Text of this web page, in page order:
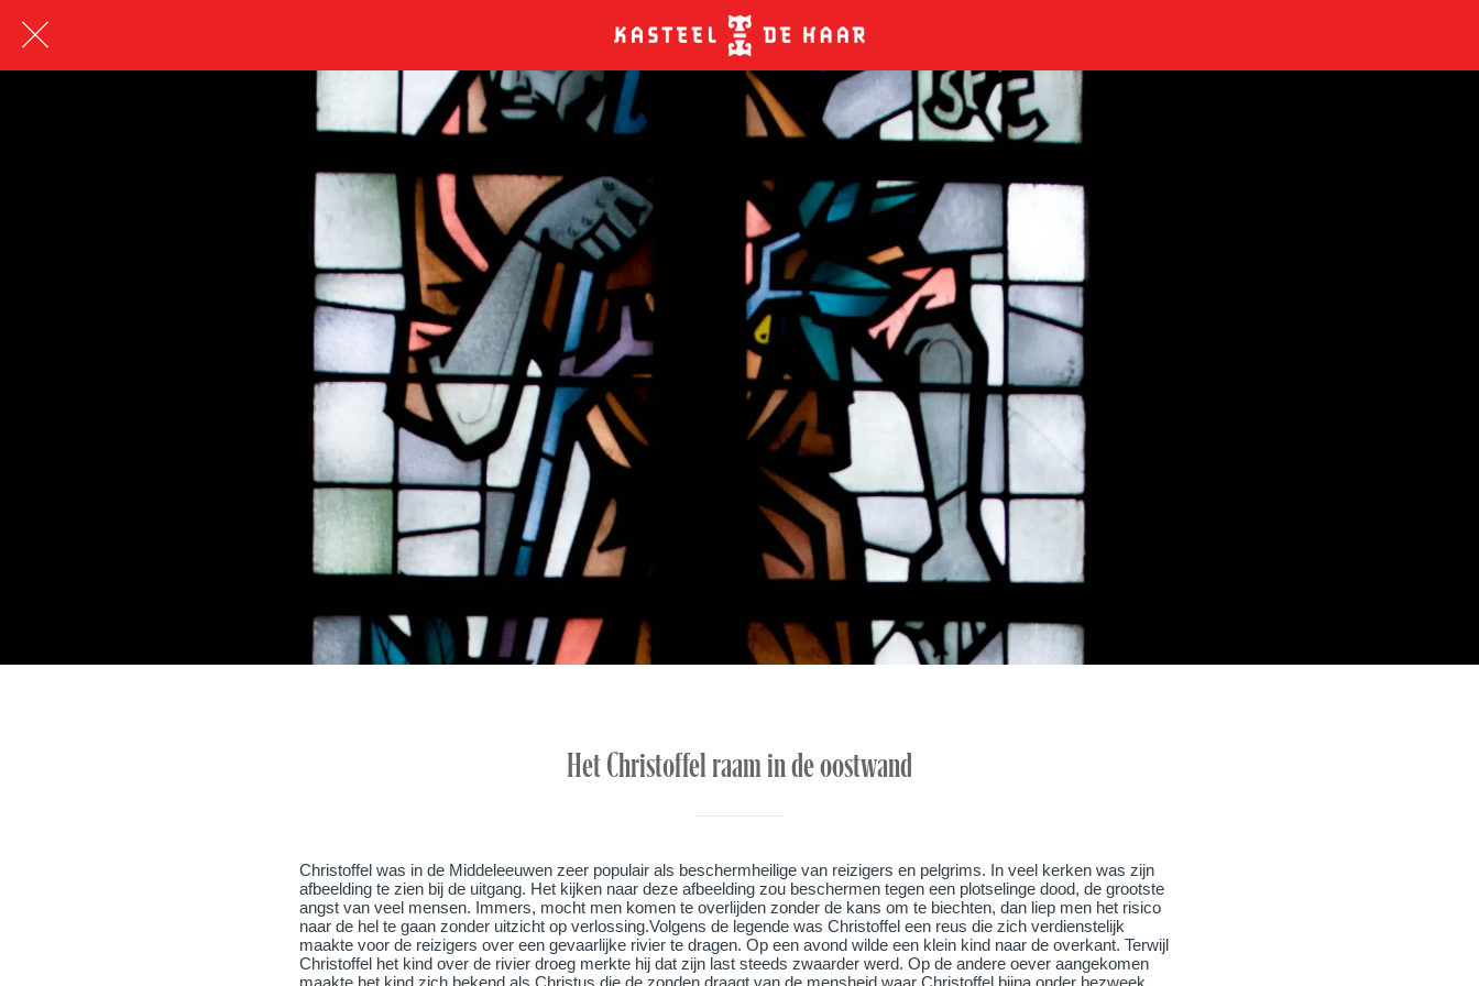
Het Christoffel raam in de oostwand
Christoffel was in de Middeleeuwen zeer populair als beschermheilige van reizigers en pelgrims. In veel kerken was zijn
afbeelding te zien bij de uitgang. Het kijken naar deze afbeelding zou beschermen tegen een plotselinge dood, de grootste
angst van veel mensen. Immers, mocht men komen te overlijden zonder de kans om te biechten, dan liep men het risico
naar de hel te gaan zonder uitzicht op verlossing.Volgens de legende was Christoffel een reus die zich verdienstelijk
maakte voor de reizigers over een gevaarlijke rivier te dragen. Op een avond wilde een klein kind naar de overkant. Terwijl
Christoffel het kind over de rivier droeg merkte hij dat zijn last steeds zwaarder werd. Op de andere oever aangekomen
maakte het kind zich bekend als Christus die de zonden draagt van de mensheid waar Christoffel bijna onder bezweek.